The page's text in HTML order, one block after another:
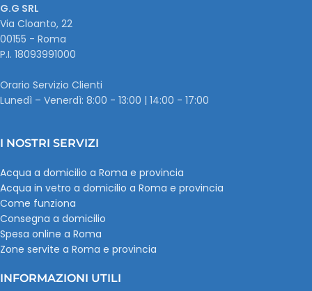
G.G SRL
Via Cloanto, 22
00155 - Roma
P.I. ‭18093991000
Orario Servizio Clienti
Lunedì – Venerdì: 8:00 - 13:00 | 14:00 - 17:00
I NOSTRI SERVIZI
Acqua a domicilio a Roma e provincia
Acqua in vetro a domicilio a Roma e provincia
Come funziona
Consegna a domicilio
Spesa online a Roma
Zone servite a Roma e provincia
INFORMAZIONI UTILI